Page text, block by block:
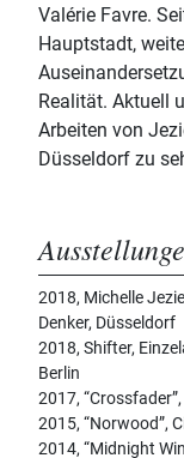
Valérie Favre.
Hauptstadt,
Realität. Aktuell
Arbeiten von
Düsseldorf zu
2018, Michelle
Denker, Düsseldorf
2018, Shifter,
Berlin
2017,
2015, “Norwood”,
2014, “Midnight